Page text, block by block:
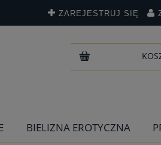
ZAREJESTRUJ SIĘ
BIELIZNA EROTYCZNA